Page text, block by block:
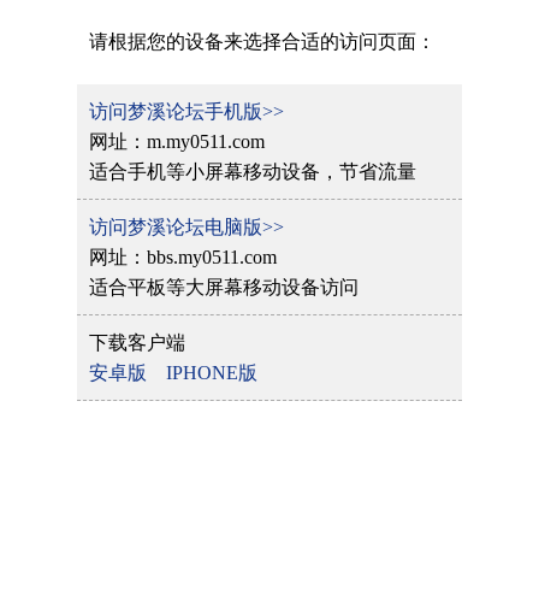
请根据您的设备来选择合适的访问页面：
访问梦溪论坛手机版>>
网址：m.my0511.com
适合手机等小屏幕移动设备，节省流量
访问梦溪论坛电脑版>>
网址：bbs.my0511.com
适合平板等大屏幕移动设备访问
下载客户端
安卓版
IPHONE版